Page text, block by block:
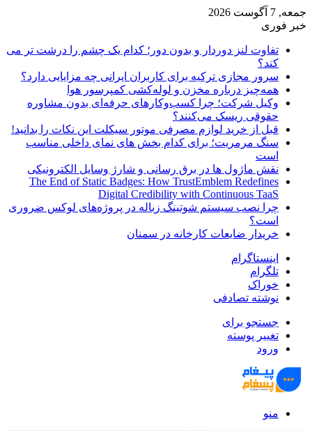
جمعه, 7 آگوست 2026
خبر فوری
تفاوت لنز دوردار و بدون دور؛ کدام یک چشم را درشت تر می
کند؟
سرور مجازی ترکیه برای کاربران ایرانی چه مزایایی دارد؟
همه‌چیز درباره مخزن و لوله‌کشی کمپرسور هوا
وکیل شرکت؛ چرا کسب‌وکارهای حرفه‌ای بدون مشاوره
حقوقی ریسک می‌کنند؟
قبل از خرید لوازم مصرفی موتور سیکلت این نکات را بدانید!
سنگ مرمریت؛ برای کدام بخش های نمای داخلی مناسب
است
نقش ماژول ها در برق رسانی و شارژ وسایل الکترونیکی
The End of Static Badges: How TrustEmblem Redefines
Digital Credibility with Continuous TaaS
چرا نصب سیستم شوتینگ زباله در پروژه‌های لوکس ضروری
است؟
خریدار ضایعات کارخانه در سمنان
اینستاگرام
تلگرام
خوراک
نوشته تصادفی
جستجو برای
تغییر پوسته
ورود
منو